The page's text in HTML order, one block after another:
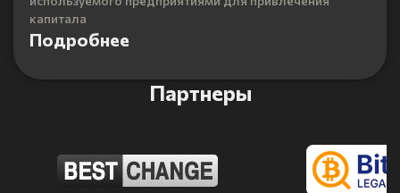
капитала
Подробнее
Партнеры